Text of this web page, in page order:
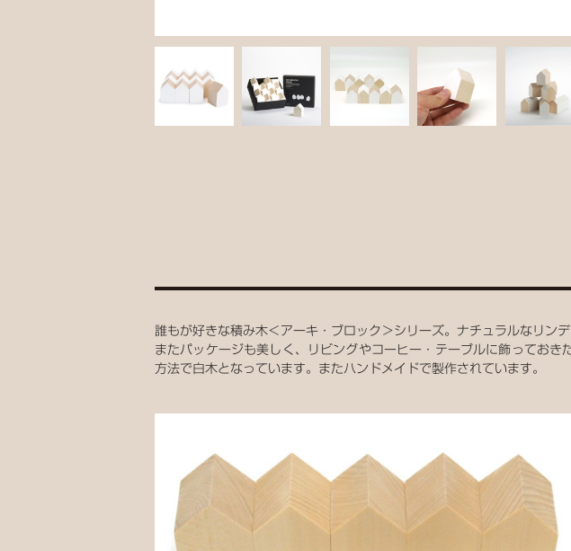
誰もが好きな積み木＜アーキ・ブロック＞シリーズ。ナチュラルなリン
またパッケージも美しく、リビングやコーヒー・テーブルに飾ってお
方法で白木となっています。またハンドメイドで製作されています。